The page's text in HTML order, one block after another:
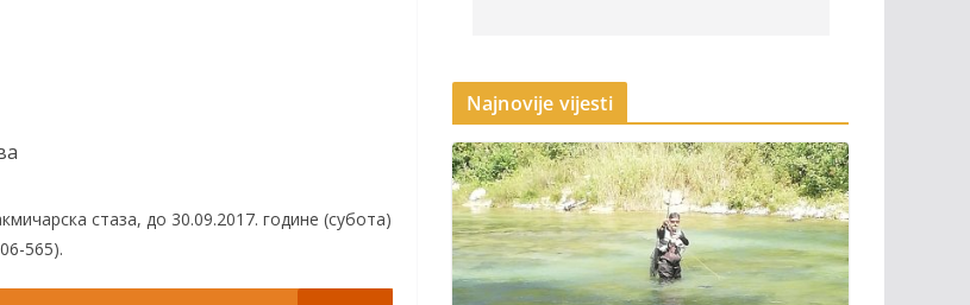
стаза, до 30.09.2017. године (субота)
565).
Najnovije vijesti